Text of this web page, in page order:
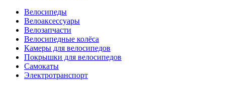
Велосипеды
Велоаксессуары
Велозапчасти
Велосипедные колёса
Камеры для велосипедов
Покрышки для велосипедов
Самокаты
Электротранспорт